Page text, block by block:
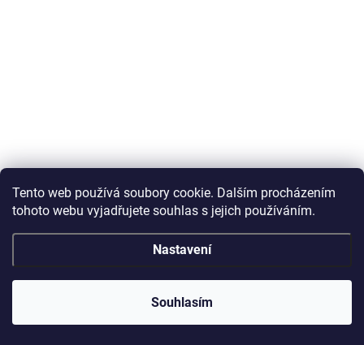
Tento web používá soubory cookie. Dalším procházením
tohoto webu vyjadřujete souhlas s jejich používáním.
Nastavení
Souhlasím